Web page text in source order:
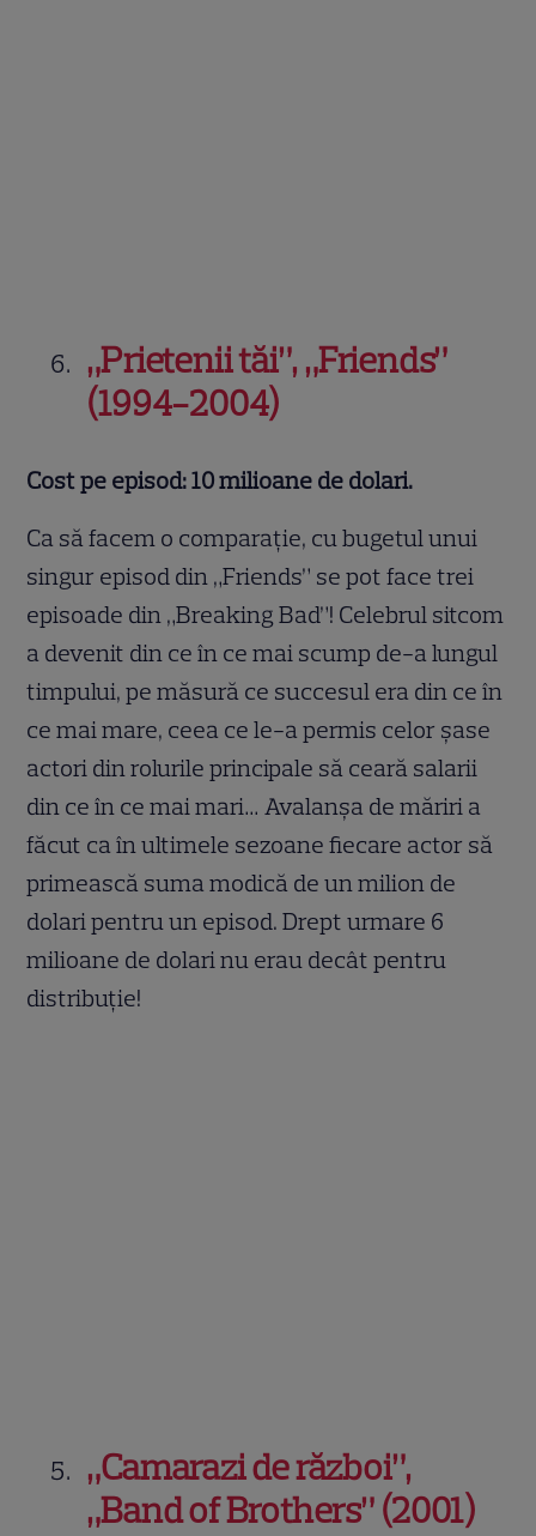
„Prietenii tăi”, „Friends”
(1994-2004)
Cost pe episod: 10milioane de dolari.
Ca să facem o comparație, cu bugetul unui
singur episod din „Friends” se pot face trei
episoade din „Breaking Bad”! Celebrul sitcom
a devenit din ce în ce mai scump de-a lungul
timpului, pe măsură ce succesul era din ce în
ce mai mare, ceea ce le-a permis celor șase
actori din rolurile principale să ceară salarii
din ce în ce mai mari… Avalanșa de măriri a
făcut ca în ultimele sezoane fiecare actor să
primească suma modică de un milion de
dolari pentru un episod. Drept urmare 6
milioane de dolari nu erau decât pentru
distribuție!
„Camarazi de război”,
„Band of Brothers” (2001)